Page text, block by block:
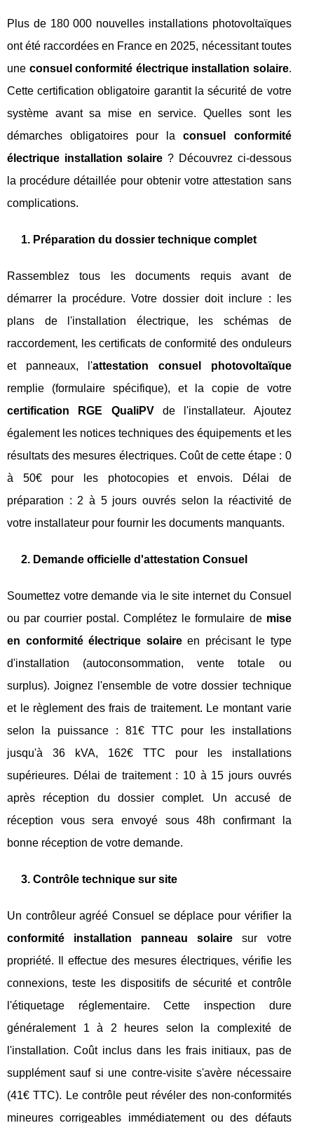
Plus de 180 000 nouvelles installations photovoltaïques
ont été raccordées en France en 2025, nécessitant toutes
une consuel conformité électrique installation solaire.
Cette certification obligatoire garantit la sécurité de votre
système avant sa mise en service. Quelles sont les
démarches obligatoires pour laconsuel conformité
électrique installation solaire ? Découvrez ci-dessous
la procédure détaillée pour obtenir votre attestation sans
complications.
1. Préparation du dossier technique complet
Rassemblez tous les documents requis avant de
démarrer la procédure. Votre dossier doit inclure : les
plans de l'installation électrique, les schémas de
raccordement, les certificats de conformité des onduleurs
et panneaux, l'attestation consuel photovoltaïque
remplie (formulaire spécifique), et la copie de votre
certification RGE QualiPVde l'installateur. Ajoutez
également les notices techniques des équipements et les
résultats des mesures électriques. Coût de cette étape : 0
à 50€ pour les photocopies et envois. Délai de
préparation : 2 à 5 jours ouvrés selon la réactivité de
votre installateur pour fournir les documents manquants.
2. Demande officielle d'attestation Consuel
Soumettez votre demande via le site internet du Consuel
ou par courrier postal. Complétez le formulaire de mise
en conformité électrique solaireen précisant le type
d'installation (autoconsommation, vente totale ou
surplus). Joignez l'ensemble de votre dossier technique
et le règlement des frais de traitement. Le montant varie
selon la puissance : 81€ TTC pour les installations
jusqu'à 36 kVA, 162€ TTC pour les installations
supérieures. Délai de traitement : 10 à 15 jours ouvrés
après réception du dossier complet. Un accusé de
réception vous sera envoyé sous 48h confirmant la
bonne réception de votre demande.
3. Contrôle technique sur site
Un contrôleur agréé Consuel se déplace pour vérifier la
conformité installation panneau solaire sur votre
propriété. Il effectue des mesures électriques, vérifie les
connexions, teste les dispositifs de sécurité et contrôle
l'étiquetage réglementaire. Cette inspection dure
généralement 1 à 2 heures selon la complexité de
l'installation. Coût inclus dans les frais initiaux, pas de
supplément sauf si une contre-visite s'avère nécessaire
(41€ TTC). Le contrôle peut révéler des non-conformités
mineures corrigeables immédiatement ou des défauts